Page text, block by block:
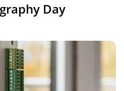
Day